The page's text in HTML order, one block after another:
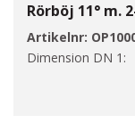
Rörböj 11° m.
Artikelnr:
Dimension DN 1: